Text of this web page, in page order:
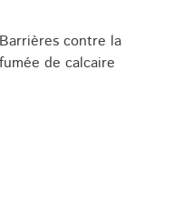
Barrières contre la
fumée de calcaire